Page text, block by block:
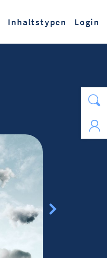
Inhaltstypen Login